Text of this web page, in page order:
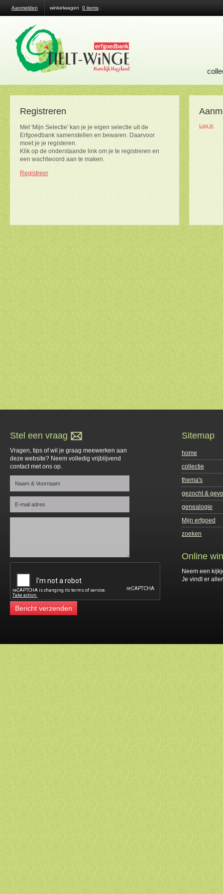
Aanmelden winkelwagen 0 items
Registreren
Met 'Mijn Selectie' kan je je eigen selectie uit de
Erfgoedbank samenstellen en bewaren. Daarvoor
moet je je registeren.
Klik op de onderstaande link om je te registreren en
een wachtwoord aan te maken.
Registreer
Log in
Stel een vraag
Vragen, tips of wil je graag meewerken aan
deze website? Neem volledig vrijblijvend
contact met ons op.
Sitemap
home
collectie
thema's
gezocht &
genealogie
Mijn erfgoed
zoeken
Online
Neem een
Je vindt er